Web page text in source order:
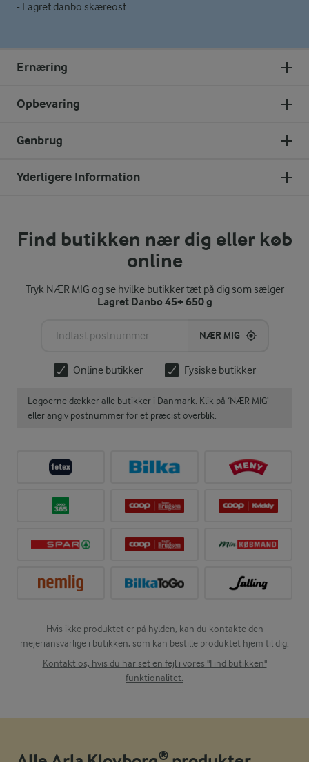
- Lagret danbo skæreost
Ernæring
Opbevaring
Genbrug
Yderligere Information
Find butikken nær dig eller køb
online
Tryk NÆR MIG og se hvilke butikker tæt på dig som sælger
Lagret Danbo 45+ 650 g
NÆR MIG
Online butikker Fysiske butikker
Logoerne dækker alle butikker i Danmark. Klik på ‘NÆR MIG’
eller angiv postnummer for et præcist overblik.
Hvis ikke produktet er på hylden, kan du kontakte den
mejeriansvarlige i butikken, som kan bestille produktet hjem til dig.
Kontakt os, hvis du har set en fejl i vores "Find butikken"
funktionalitet.